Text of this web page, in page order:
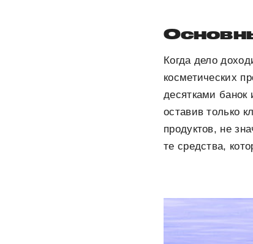
Когда дело
косметических
десятками банок
оставив только
продуктов, не
те средства,